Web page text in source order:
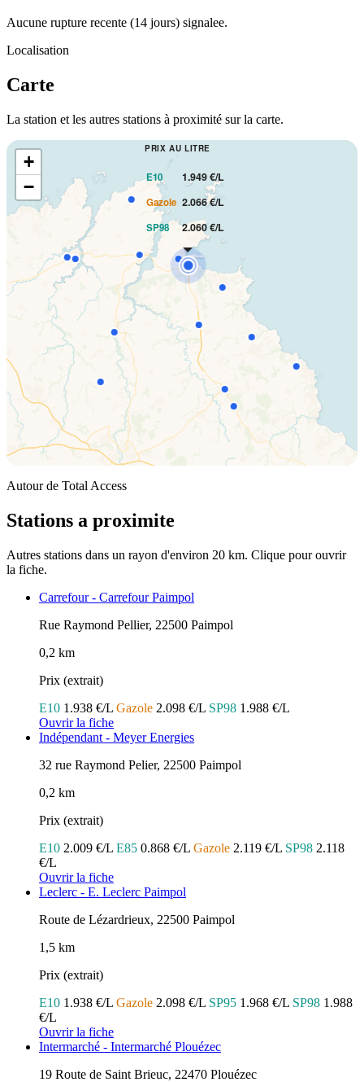
Aucune rupture recente (14 jours) signalee.
Localisation
Carte
La station et les autres stations à proximité sur la carte.
PRIX AU LITRE
E10 1.949 €/L
Gazole 2.066 €/L
SP98 2.060 €/L
+
−
Autour de Total Access
Stations a proximite
Autres stations dans un rayon d'environ 20 km. Clique pour ouvrir
la fiche.
Carrefour - Carrefour Paimpol
Rue Raymond Pellier, 22500 Paimpol
0,2 km
Prix (extrait)
E10 1.938 €/L Gazole 2.098 €/L SP98 1.988 €/L
Ouvrir la fiche
Indépendant - Meyer Energies
32 rue Raymond Pelier, 22500 Paimpol
0,2 km
Prix (extrait)
E10 2.009 €/L E85 0.868 €/L Gazole 2.119 €/L SP98 2.118
€/L
Ouvrir la fiche
Leclerc - E. Leclerc Paimpol
Route de Lézardrieux, 22500 Paimpol
1,5 km
Prix (extrait)
E10 1.938 €/L Gazole 2.098 €/L SP95 1.968 €/L SP98 1.988
€/L
Ouvrir la fiche
Intermarché - Intermarché Plouézec
19 Route de Saint Brieuc, 22470 Plouézec